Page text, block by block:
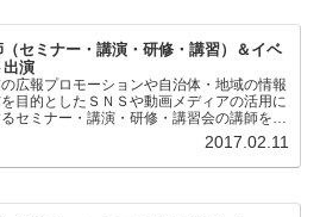
（セミナー・講演・研修・講習）＆イベ
出演
広報プロモーションや自治体・地域の情報
目的としたＳＮＳや動画メディアの活用に
セミナー・講演・研修・講習会の講師を担
2017.02.11